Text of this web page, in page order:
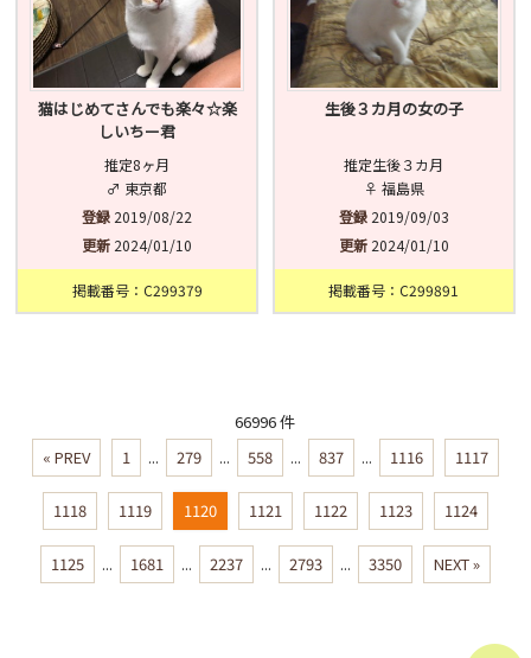
猫はじめてさんでも楽々☆楽
しいちー君
推定8ヶ月
♂ 東京都
登録 2019/08/22
更新 2024/01/10
掲載番号：C299379
生後３カ月の女の子
推定生後３カ月
♀ 福島県
登録2019/09/03
更新2024/01/10
掲載番号：C299891
66996 件
« PREV
1 ... 279 ... 558 ... 837 ... 1116 1117
1118 1119 1120 1121 1122 1123 1124
1125 ... 1681 ... 2237 ... 2793 ... 3350 NEXT »